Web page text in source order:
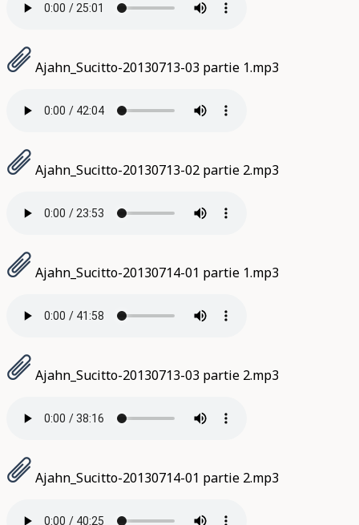
Ajahn_Sucitto-20130713-03 partie 1.mp3
Ajahn_Sucitto-20130713-02 partie 2.mp3
Ajahn_Sucitto-20130714-01 partie 1.mp3
Ajahn_Sucitto-20130713-03 partie 2.mp3
Ajahn_Sucitto-20130714-01 partie 2.mp3